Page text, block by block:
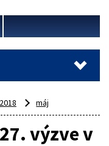
2018 máj
výzve v